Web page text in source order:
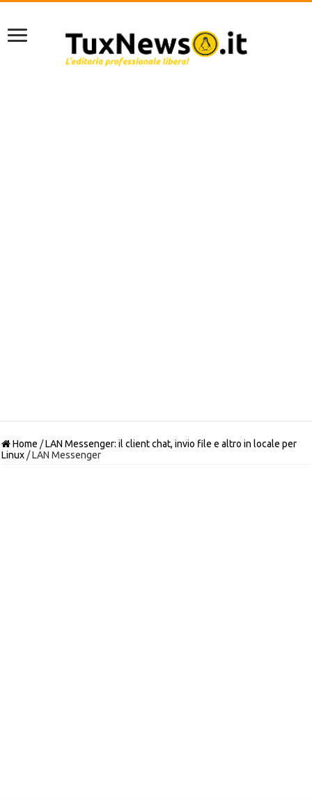
Home /LAN Messenger: il client chat, invio file e altro in locale per
Linux /LAN Messenger